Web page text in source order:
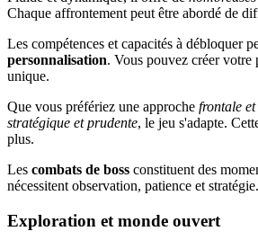
Chaque affrontement peut être abordé de
Les compétences et capacités à débloquer
personnalisation. Vous pouvez créer votre
unique.
Que vous préfériez une approche frontale et
stratégique et prudente, le jeu s'adapte.
plus.
Les combats de boss constituent des
nécessitent observation, patience et stratégie.
Exploration et monde ouvert